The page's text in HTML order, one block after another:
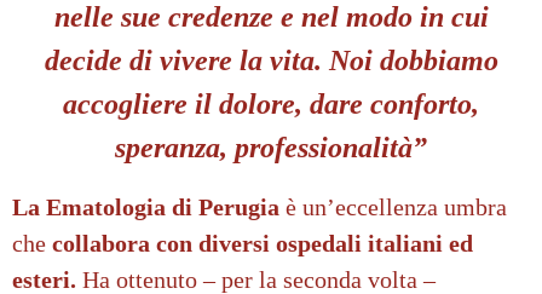
nelle sue credenze e nel modo in cui
decide di vivere la vita. Noi dobbiamo
accogliere il dolore, dare conforto,
speranza, professionalità”
La Ematologia di Perugia è un’eccellenza umbra
che collabora con diversi ospedali italiani ed
esteri. Ha ottenuto – per la seconda volta –